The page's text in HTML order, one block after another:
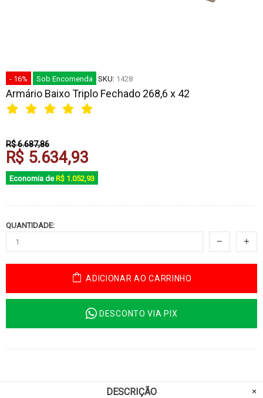
- 16% Sob Encomenda SKU: 1428
Armário Baixo Triplo Fechado 268,6 x 42
R$ 6.687,86
R$ 5.634,93
Economia de R$ 1.052,93
QUANTIDADE:
ADICIONAR AO CARRINHO
DESCONTO VIA PIX
DESCRIÇÃO